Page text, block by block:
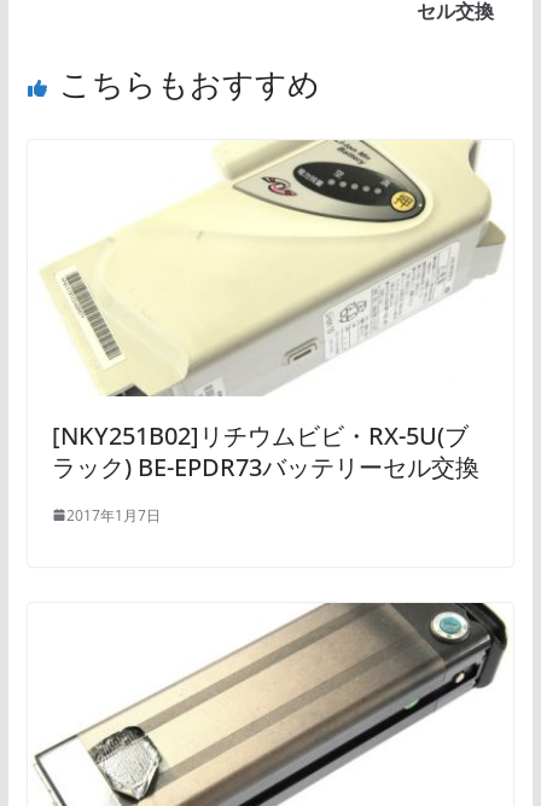
セル交換
こちらもおすすめ
[NKY251B02]リチウムビビ・RX-5U(ブ
ラック) BE-EPDR73バッテリーセル交換
2017年1月7日